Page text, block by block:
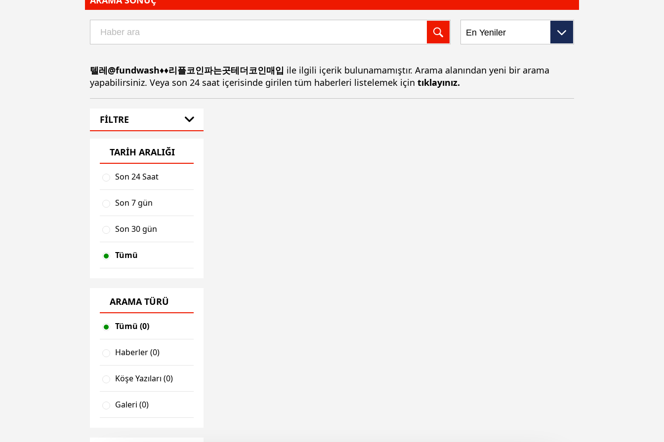
텔레@fundwash♦♦리플코인파는곳테더코인매입 ile ilgili içerik bulunamamıştır. Arama alanından yeni bir arama
yapabilirsiniz. Veya son 24 saat içerisinde girilen tüm haberleri listelemek için tıklayınız.
FİLTRE
TARİH ARALIĞI
Son 24 Saat
Son 7 gün
Son 30 gün
Tümü
ARAMA TÜRÜ
Tümü (0)
Haberler (0)
Köşe Yazıları (0)
Galeri (0)